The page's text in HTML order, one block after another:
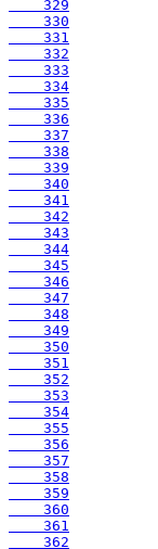
    329
    330
    331
    332
    333
    334
    335
    336
    337
    338
    339
    340
    341
    342
    343
    344
    345
    346
    347
    348
    349
    350
    351
    352
    353
    354
    355
    356
    357
    358
    359
    360
    361
    362